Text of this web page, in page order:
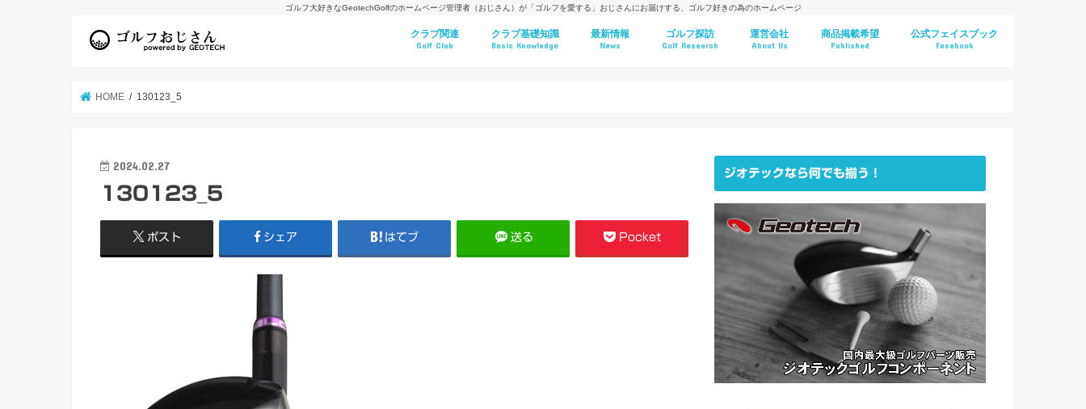
ゴルフ大好きなGeotechGolfのホームページ管理者（おじさん）が「ゴルフを愛する」おじさんにお届けする、ゴルフ好きの為のホームページ
クラブ関連
Golf Club
クラブ基礎知識
Basic Knowledge
最新情報
News
ゴルフ探訪
Golf Research
運営会社
About Us
商品掲載希望
Published
公式フェイスブック
Facebook
HOME 130123_5
2024.02.27
130123_5
ポスト シェア はてブ 送る Pocket
ジオテックなら何でも揃う！